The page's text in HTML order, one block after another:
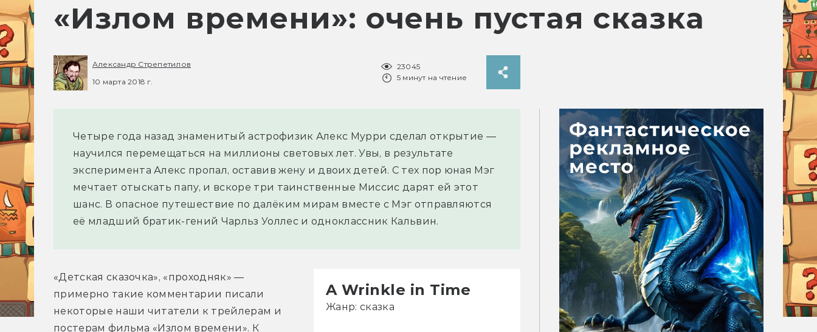
«Излом времени»: очень пустая сказка
Александр Стрепетилов
10 марта 2018 г.
23045
5 минут на чтение
Четыре года назад знаменитый астрофизик Алекс Мурри сделал открытие —
научился перемещаться на миллионы световых лет. Увы, в результате
эксперимента Алекс пропал, оставив жену и двоих детей. С тех пор юная Мэг
мечтает отыскать папу, и вскоре три таинственные Миссис дарят ей этот
шанс. В опасное путешествие по далёким мирам вместе с Мэг отправляются
её младший братик-гений Чарльз Уоллес и одноклассник Кальвин.
A Wrinkle in Time
Жанр: сказка
«Детская сказочка», «проходняк» —
примерно такие комментарии писали
некоторые наши читатели к трейлерам и
постерам фильма «Излом времени». К